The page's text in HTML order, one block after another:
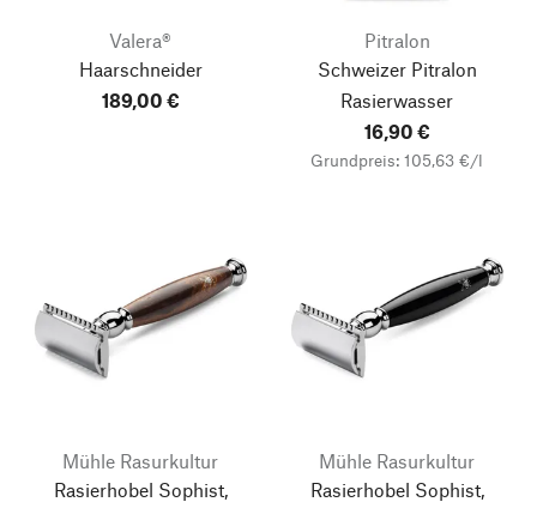
Valera®
Haarschneider
189,00 €
Pitralon
Schweizer Pitralon
Rasierwasser
16,90 €
Grundpreis: 105,63 €/l
Mühle Rasurkultur
Rasierhobel Sophist,
Mühle Rasurkultur
Rasierhobel Sophist,